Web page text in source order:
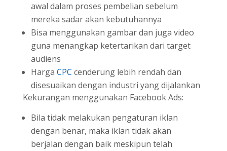
awal dalam proses pembelian sebelum
mereka sadar akan kebutuhannya
Bisa menggunakan gambar dan juga video
guna menangkap ketertarikan dari target
audiens
Harga CPC cenderung lebih rendah dan
disesuaikan dengan industri yang dijalankan
Kekurangan menggunakan Facebook Ads:
Bila tidak melakukan pengaturan iklan
dengan benar, maka iklan tidak akan
berjalan dengan baik meskipun telah